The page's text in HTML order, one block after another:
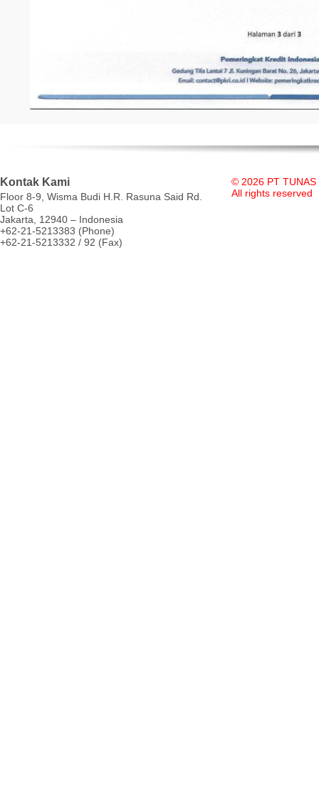
Kontak Kami
Floor 8-9, Wisma Budi H.R. Rasuna Said Rd.
Lot C-6
Jakarta, 12940 – Indonesia
+62-21-5213383 (Phone)
+62-21-5213332 / 92 (Fax)
© 2026 PT TUNAS
All rights reserved